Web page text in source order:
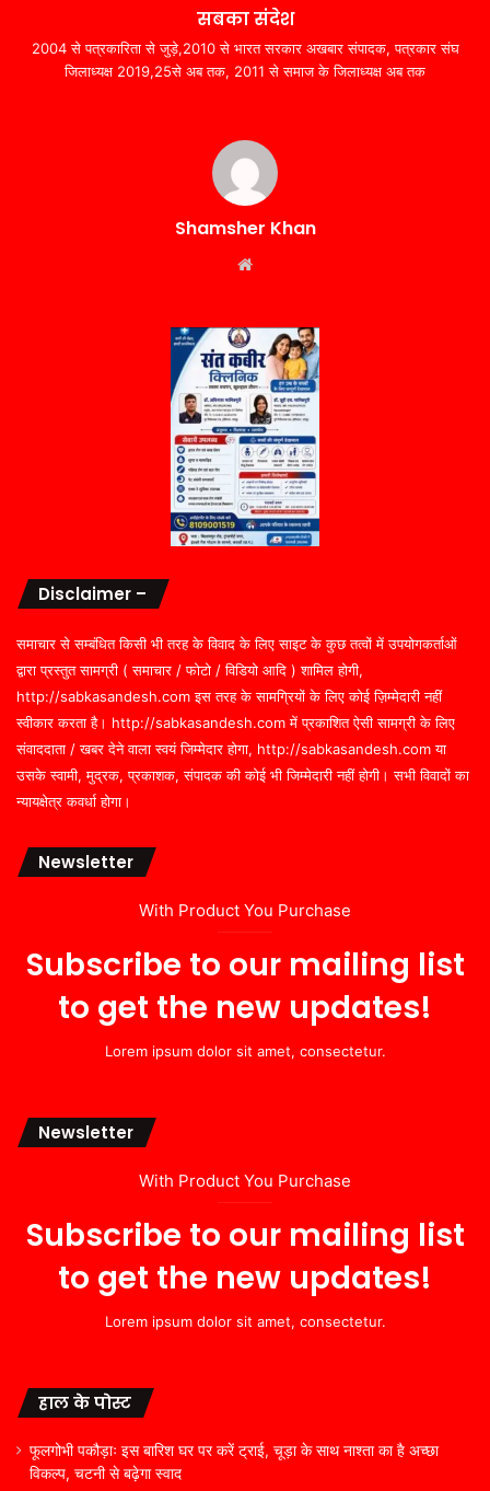
सबका संदेश
2004 से पत्रकारिता से जुड़े,2010 से भारत सरकार अखबार संपादक, पत्रकार संघ
जिलाध्यक्ष 2019,25से अब तक, 2011 से समाज के जिलाध्यक्ष अब तक
Shamsher Khan
Disclaimer –
समाचार से सम्बंधित किसी भी तरह के विवाद के लिए साइट के कुछ तत्वों में उपयोगकर्ताओं
द्वारा प्रस्तुत सामग्री ( समाचार / फोटो / विडियो आदि ) शामिल होगी,
http://sabkasandesh.com इस तरह के सामग्रियों के लिए कोई ज़िम्मेदारी नहीं
स्वीकार करता है। http://sabkasandesh.com में प्रकाशित ऐसी सामग्री के लिए
संवाददाता / खबर देने वाला स्वयं जिम्मेदार होगा, http://sabkasandesh.com या
उसके स्वामी, मुद्रक, प्रकाशक, संपादक की कोई भी जिम्मेदारी नहीं होगी। सभी विवादों का
न्यायक्षेत्र कवर्धा होगा।
Newsletter
With Product You Purchase
Subscribe to our mailing list
to get the new updates!
Lorem ipsum dolor sit amet, consectetur.
Newsletter
With Product You Purchase
Subscribe to our mailing list
to get the new updates!
Lorem ipsum dolor sit amet, consectetur.
हाल के पोस्ट
फूलगोभी पकौड़ाः इस बारिश घर पर करें ट्राई, चूड़ा के साथ नाश्ता का है अच्छा
विकल्प, चटनी से बढ़ेगा स्वाद